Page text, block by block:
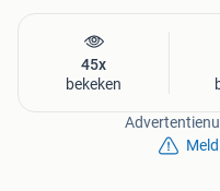
45x
bekeken